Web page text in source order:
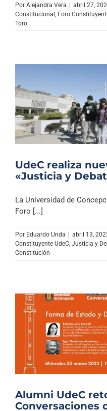
Por Alejandra Vera | abril 27,
Constitucional Foro
Toro
UdeC realiza
«Justicia y
La Universidad de
Foro [...]
Por Eduardo Unda abril 13,
Constituyente UdeC, Justicia y
Constitución
Alumni UdeC
Conversaciones